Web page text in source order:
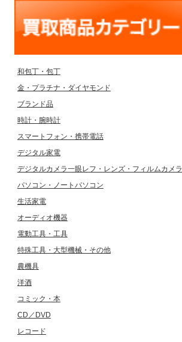
和包丁・包丁
金・プラチナ・ダイヤモンド
ブランド品
時計・腕時計
スマートフォン・携帯電話
デジタル家電
デジタルカメラ一眼レフ・レンズ・フィルムカメラ
パソコン・ノートパソコン
生活家電
オーディオ機器
電動工具・工具
特殊工具・大型機械・その他
農機具
洋酒
コミック・本
CD／DVD
レコード